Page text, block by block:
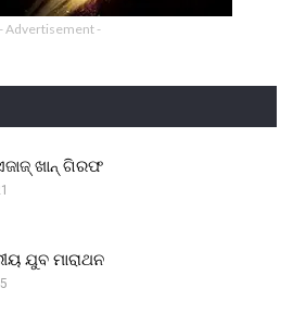
- Advertisement -
ଖାନ୍ ଗିରଫ
ଯୁବ ମାରାଥନ